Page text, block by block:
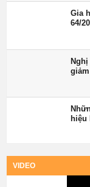
Gia
64/
Nghị
hiệu
VIDEO